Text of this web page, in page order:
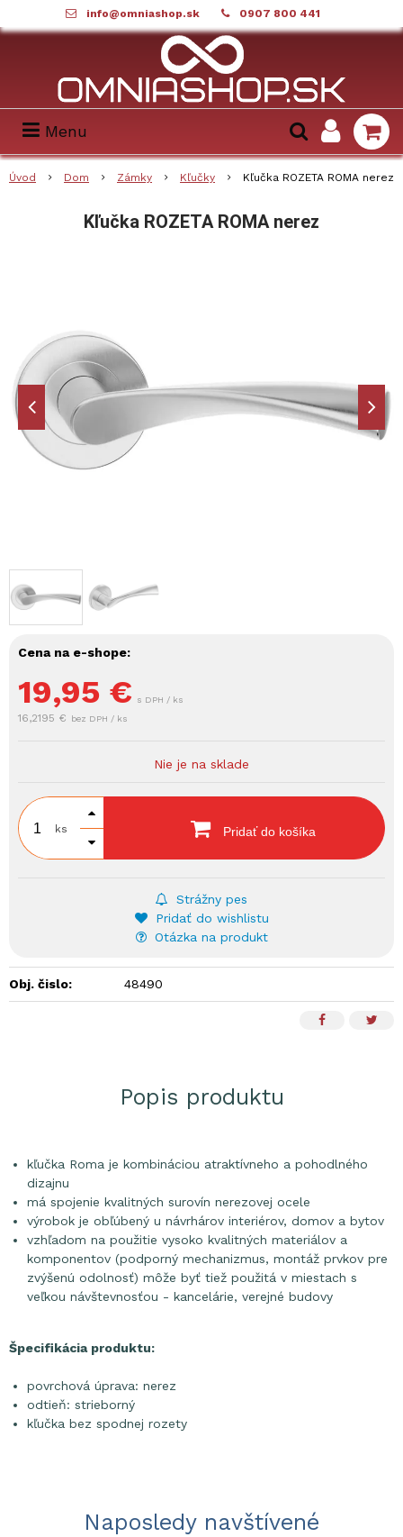
info@omniashop.sk 0907 800 441
Menu
Úvod Dom Zámky Kľučky Kľučka ROZETA ROMA nerez
Kľučka ROZETA ROMA nerez
Cena na e-shope:
19,95 € s DPH / ks
16,2195 € bez DPH / ks
Nie je na sklade
ks Pridať do košíka
Strážny pes
Pridať do wishlistu
Otázka na produkt
Obj. čislo: 48490
Popis produktu
kľučka Roma je kombináciou atraktívneho a pohodlného
dizajnu
má spojenie kvalitných surovín nerezovej ocele
výrobok je obľúbený u návrhárov interiérov, domov a bytov
vzhľadom na použitie vysoko kvalitných materiálov a
komponentov (podporný mechanizmus, montáž prvkov pre
zvýšenú odolnosť) môže byť tiež použitá v miestach s
veľkou návštevnosťou - kancelárie, verejné budovy
Špecifikácia produktu:
povrchová úprava: nerez
odtieň: strieborný
kľučka bez spodnej rozety
Naposledy navštívené